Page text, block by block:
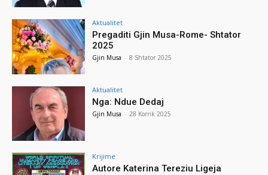
Aktualitet
Pregaditi Gjin Musa-Rome- Shtator
2025
Gjin Musa - 8 Shtator 2025
Aktualitet
Nga: Ndue Dedaj
Gjin Musa - 28 Korrik 2025
Krijime
Autore Katerina Tereziu Ligeja